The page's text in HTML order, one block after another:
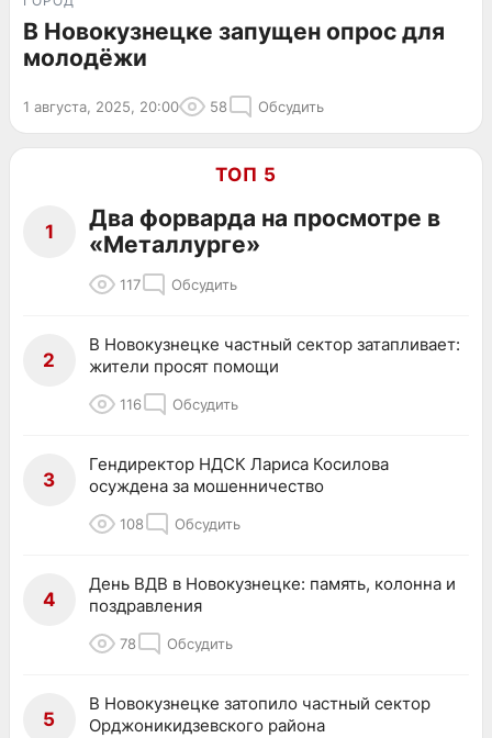
В Новокузнецке запущен опрос для
молодёжи
1 августа, 2025, 20:00 58 Обсудить
ТОП 5
1
Два форварда на просмотре в
«Металлурге»
117 Обсудить
2
В Новокузнецке частный сектор затапливает:
жители просят помощи
116 Обсудить
3
Гендиректор НДСК Лариса Косилова
осуждена за мошенничество
108 Обсудить
4
День ВДВ в Новокузнецке: память, колонна и
поздравления
78 Обсудить
5
В Новокузнецке затопило частный сектор
Орджоникидзевского района